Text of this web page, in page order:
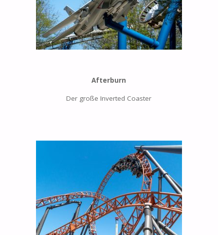
Afterburn
Der große Inverted Coaster